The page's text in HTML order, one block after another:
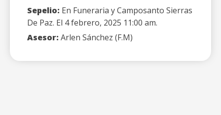
Sepelio: En Funeraria y Camposanto Sierras
De Paz. El 4 febrero, 2025 11:00 am.
Asesor: Arlen Sánchez (F.M)